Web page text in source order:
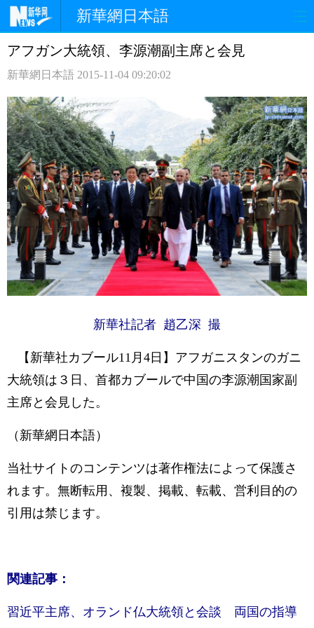
新華網日本語
ホームページ 政治
観光 写真
中日対訳
アフガン大統領、李源潮副主席と会見
新華網日本語 2015-11-04 09:20:02
新華社記者 趙乙深 撮
【新華社カブール11月4日】アフガニスタンのガニ
大統領は３日、首都カブールで中国の李源潮国家副
主席と会見した。
（新華網日本語）
当社サイトのコンテンツは著作権法によって保護さ
れます。無断転用、複製、掲載、転載、営利目的の
引用は禁じます。
関連記事：
習近平主席、オランド仏大統領と会談 両国の指導